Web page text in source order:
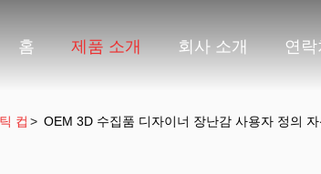
홈 제품 소개 회사 소개 연락
컵 > OEM 3D 수집품 디자이너 장난감 사용자 정의